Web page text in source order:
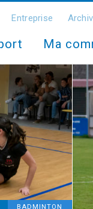
Entreprise
Ma
BADMINTON